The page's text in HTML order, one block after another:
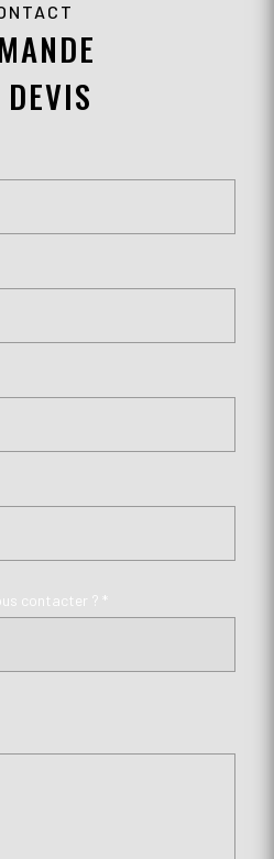
contacter ? *